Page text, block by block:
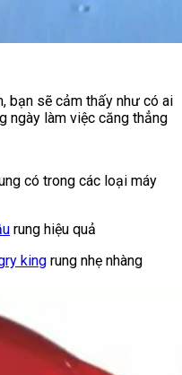
bạn sẽ cảm thấy như có ai
ngày làm việc căng thẳng
có trong các loại máy
rung hiệu quả
king rung nhẹ nhàng